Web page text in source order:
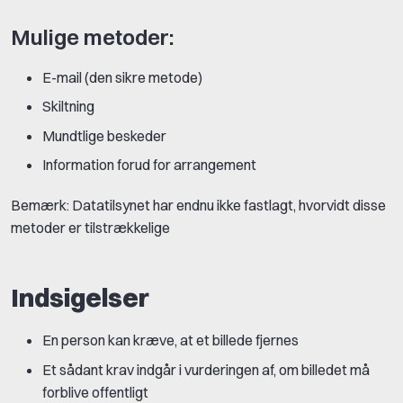
Mulige metoder:
E-mail (den sikre metode)
Skiltning
Mundtlige beskeder
Information forud for arrangement
Bemærk: Datatilsynet har endnu ikke fastlagt, hvorvidt disse
metoder er tilstrækkelige
Indsigelser
En person kan kræve, at et billede fjernes
Et sådant krav indgår i vurderingen af, om billedet må
forblive offentligt